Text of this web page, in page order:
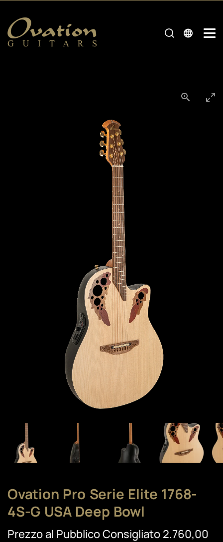
Ovation Pro Serie Elite 1768-
4S-G USA Deep Bowl
Prezzo al Pubblico Consigliato 2.760,00